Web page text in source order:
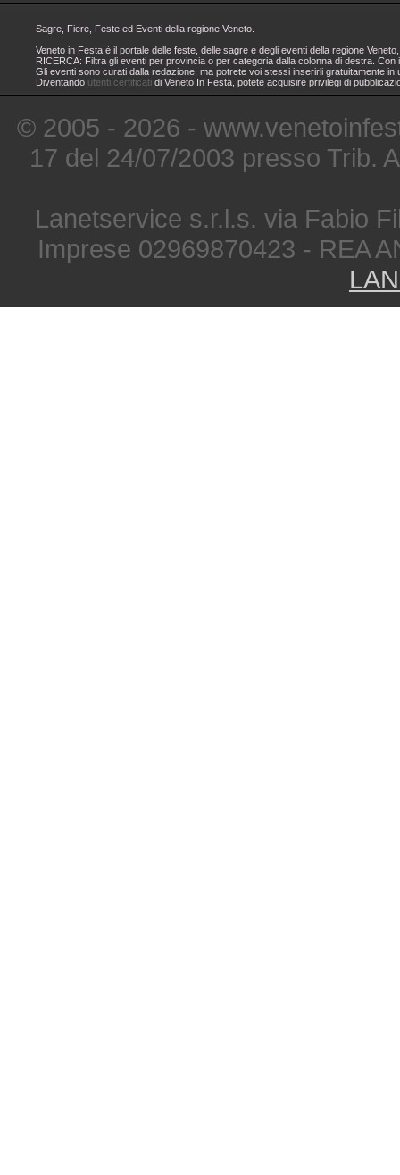
Sagre, Fiere, Feste ed Eventi della regione Veneto.
Veneto in Festa è il portale delle feste, delle sagre e degli eventi della regione
RICERCA: Filtra gli eventi per provincia o per categoria dalla colonna di destra.
Gli eventi sono curati dalla redazione, ma potrete voi stessi inserirli gratuitamente
Diventando utenti certificati di Veneto In Festa, potete acquisire privilegi di
© 2005 - 2026 -
17 del 24/07/2003 presso Trib.
Lanetservice s.r.l.s. via Fabio
Imprese 02969870423 - REA